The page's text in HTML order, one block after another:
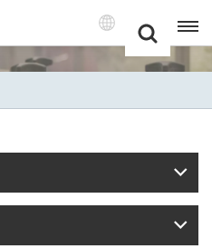
English
Français
Deutsch